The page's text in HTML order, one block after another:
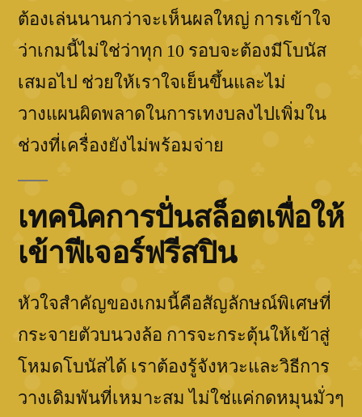
ต้องเล่นนานกว่าจะเห็นผลใหญ่ การเข้าใจ
ว่าเกมนี้ไม่ใช่ว่าทุก 10 รอบจะต้องมีโบนัส
เสมอไป ช่วยให้เราใจเย็นขึ้นและไม่
วางแผนผิดพลาดในการเทงบลงไปเพิ่มใน
ช่วงที่เครื่องยังไม่พร้อมจ่าย
เทคนิคการปั่นสล็อตเพื่อให้
เข้าฟีเจอร์ฟรีสปิน
หัวใจสำคัญของเกมนี้คือสัญลักษณ์พิเศษที่
กระจายตัวบนวงล้อ การจะกระตุ้นให้เข้าสู่
โหมดโบนัสได้ เราต้องรู้จังหวะและวิธีการ
วางเดิมพันที่เหมาะสม ไม่ใช่แค่กดหมุนมั่วๆ